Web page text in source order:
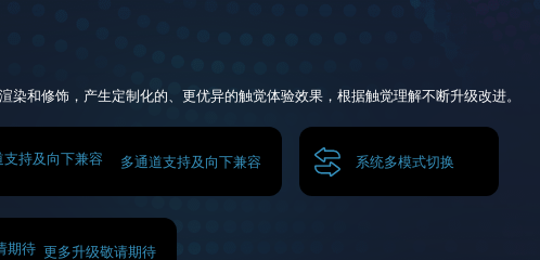
和修饰，产生定制化的、更优异的触觉体验效果，根据触觉理解不断升级改进。
多通道支持及向下兼容 系统多模式切换
更多升级敬请期待